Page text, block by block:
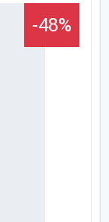
-48%